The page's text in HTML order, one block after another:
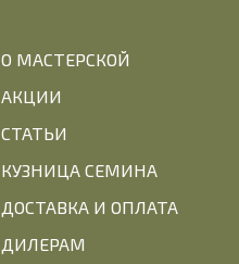
О МАСТЕРСКОЙ
АКЦИИ
СТАТЬИ
КУЗНИЦА СЕМИНА
ДОСТАВКА И ОПЛАТА
ДИЛЕРАМ